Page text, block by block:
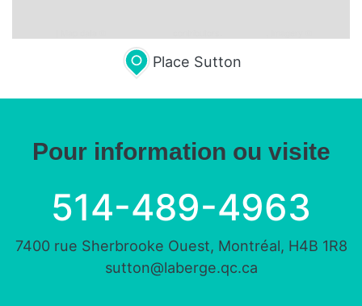
Place Sutton
Pour information ou visite
514-489-4963
7400 rue Sherbrooke Ouest, Montréal, H4B 1R8
sutton@laberge.qc.ca